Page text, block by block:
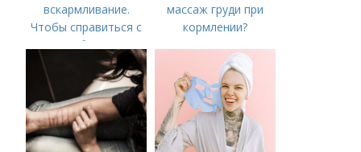
вскармливание.
Чтобы справиться с
нагрубанием,
необходимо
предпринять
следующие действия:
массаж груди при
кормлении?